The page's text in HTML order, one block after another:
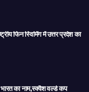
फिन स्विमिंग में उत्तर प्रदेश का
का नाम,स्क्वैश वर्ल्ड कप